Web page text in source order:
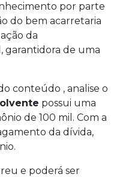
por parte
do bem acarretaria
da
garantidora de uma
conteúdo , analise o
possui uma
de 100 mil. Com a
da dívida,
e poderá ser